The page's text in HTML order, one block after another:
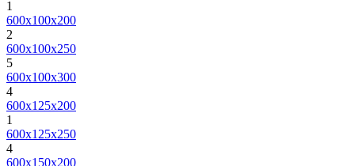
1
600х100х200
2
600х100х250
5
600х100х300
4
600х125х200
1
600х125х250
4
600х150х200